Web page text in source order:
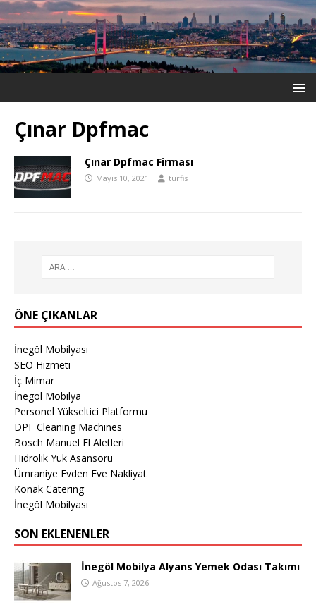
Çınar Dpfmac
Çınar Dpfmac Firması
Mayıs 10, 2021 turfis
ÖNE ÇIKANLAR
İnegöl Mobilyası
SEO Hizmeti
İç Mimar
İnegöl Mobilya
Personel Yükseltici Platformu
DPF Cleaning Machines
Bosch Manuel El Aletleri
Hidrolik Yük Asansörü
Ümraniye Evden Eve Nakliyat
Konak Catering
İnegöl Mobilyası
SON EKLENENLER
İnegöl Mobilya Alyans Yemek Odası Takımı
Ağustos 7, 2026